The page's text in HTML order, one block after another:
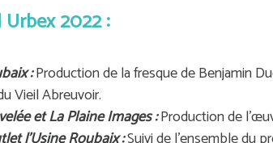
2022 :
:Production de la fresque de Benjamin
Vieil Abreuvoir.
et La Plaine Images :Production de